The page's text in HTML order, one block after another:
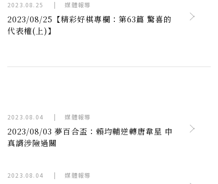
2023.08.25 | 媒體報導
2023/08/25【精彩好棋專欄：第63篇 驚喜的
代表權(上)】
2023.08.04 | 媒體報導
2023/08/03 夢百合盃：賴均輔逆轉唐韋星 申
真諝涉險過關
2023.08.04 | 媒體報導